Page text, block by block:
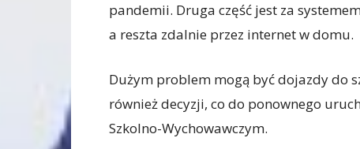
pandemii. Druga część jest za
a reszta zdalnie przez internet w domu.
Dużym problem mogą być dojazdy do
również decyzji, co do ponownego
Szkolno-Wychowawczym.